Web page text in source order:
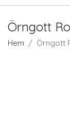
Örngott
Hem Örngott